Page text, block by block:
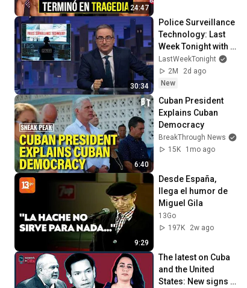
24:47
30:34
Police Surveillance
Technology: Last
Week Tonight with
John Oliver (HBO)
LastWeekTonight
2M
2d ago
New
6:40
Cuban President
Explains Cuban
Democracy
BreakThrough News
15K
1mo ago
9:29
Desde España,
llega el humor de
Miguel Gila
13Go
197K
2w ago
The latest on Cuba
and the United
States: New signs